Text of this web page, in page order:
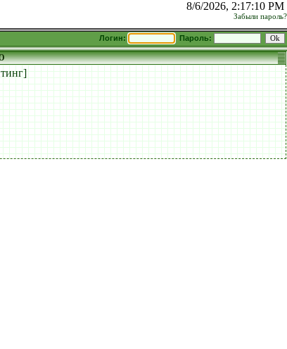
8/6/2026, 2:17:10 PM
Забыли пароль?
Логин: Пароль: